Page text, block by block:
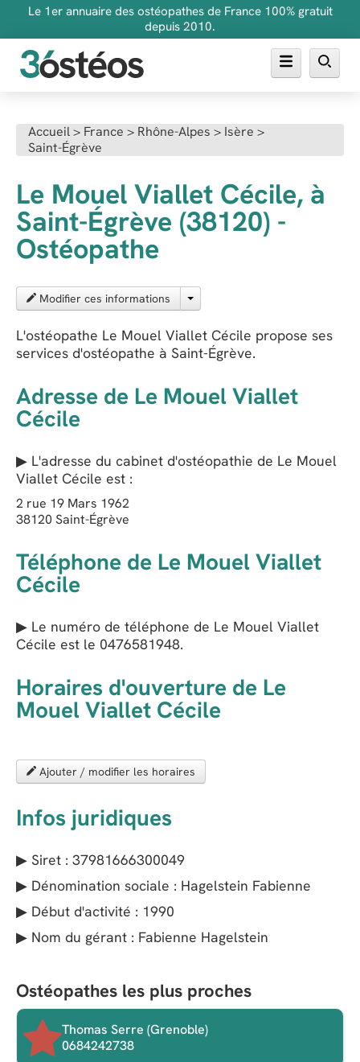
Le 1er annuaire des ostéopathes de France 100% gratuit
depuis 2010.
FAQ
Inscrire son cabinet
Accueil> France > Rhône-Alpes > Isère >
Saint-Égrève
Le Mouel Viallet Cécile, à
Saint-Égrève (38120) -
Ostéopathe
Modifier ces informations
L'ostéopathe Le Mouel Viallet Cécile propose ses
services d'ostéopathe à Saint-Égrève.
Adresse de Le Mouel Viallet
Cécile
▶ L'adresse du cabinet d'ostéopathie de Le Mouel
Viallet Cécile est :
2 rue 19 Mars 1962
38120 Saint-Égrève
Téléphone de Le Mouel Viallet
Cécile
▶ Le numéro de téléphone de Le Mouel Viallet
Cécile est le 0476581948.
Horaires d'ouverture de Le
Mouel Viallet Cécile
Ajouter / modifier les horaires
Infos juridiques
▶ Siret : 37981666300049
▶ Dénomination sociale : Hagelstein Fabienne
▶ Début d'activité : 1990
▶ Nom du gérant : Fabienne Hagelstein
Ostéopathes les plus proches
Thomas Serre (Grenoble)
0684242738